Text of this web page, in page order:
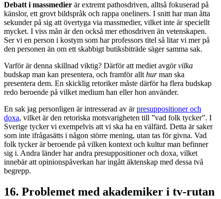
Debatt i massmedier är extremt pathosdriven, alltså fokuserad på
känslor, ett grovt bildspråk och rappa oneliners. I snitt har man åtta
sekunder på sig att övertyga via massmedier, vilket inte är speciellt
mycket. I viss mån är den också mer ethosdriven än vetenskapen.
Ser vi en person i kostym som har professors titel så litar vi mer på
den personen än om ett skabbigt butiksbiträde säger samma sak.
Varför är denna skillnad viktig? Därför att mediet avgörvilka
budskap man kan presentera, och framför allt hurman ska
presentera dem. En skicklig retoriker måste därför ha flera budskap
redo beroende på vilket medium han eller hon använder.
En sak jag personligen är intresserad av ärpresuppositioner och
doxa, vilket är den retoriska motsvarigheten till ”vad folk tycker”. I
Sverige tycker vi exempelvis att vi ska ha en välfärd. Detta är saker
som inte ifrågasätts i någon större mening, utan tas för givna. Vad
folk tycker är beroende på vilken kontext och kultur man befinner
sig i. Andra länder har andra presuppositioner och doxa, vilket
innebär att opinionspåverkan har ingått äktenskap med dessa två
begrepp.
16. Problemet med akademiker i tv-rutan